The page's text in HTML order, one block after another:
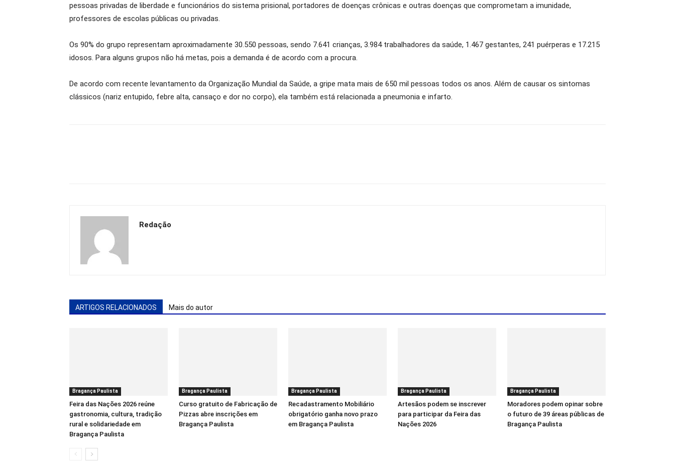
pessoas privadas de liberdade e funcionários do sistema prisional, portadores de doenças crônicas e outras doenças que comprometam a imunidade,
professores de escolas públicas ou privadas.
Os 90% do grupo representam aproximadamente 30.550 pessoas, sendo 7.641 crianças, 3.984 trabalhadores da saúde, 1.467 gestantes, 241 puérperas e 17.215
idosos. Para alguns grupos não há metas, pois a demanda é de acordo com a procura.
De acordo com recente levantamento da Organização Mundial da Saúde, a gripe mata mais de 650 mil pessoas todos os anos. Além de causar os sintomas
clássicos (nariz entupido, febre alta, cansaço e dor no corpo), ela também está relacionada a pneumonia e infarto.
Redação
ARTIGOS RELACIONADOS Mais do autor
Bragança Paulista
Feira das Nações 2026 reúne
gastronomia, cultura, tradição
rural e solidariedade em
Bragança Paulista
Bragança Paulista
Curso gratuito de Fabricação de
Pizzas abre inscrições em
Bragança Paulista
Bragança Paulista
Recadastramento Mobiliário
obrigatório ganha novo prazo
em Bragança Paulista
Bragança Paulista
Artesãos podem se inscrever
para participar da Feira das
Nações 2026
Bragança Paulista
Moradores podem opinar sobre
o futuro de 39 áreas públicas de
Bragança Paulista